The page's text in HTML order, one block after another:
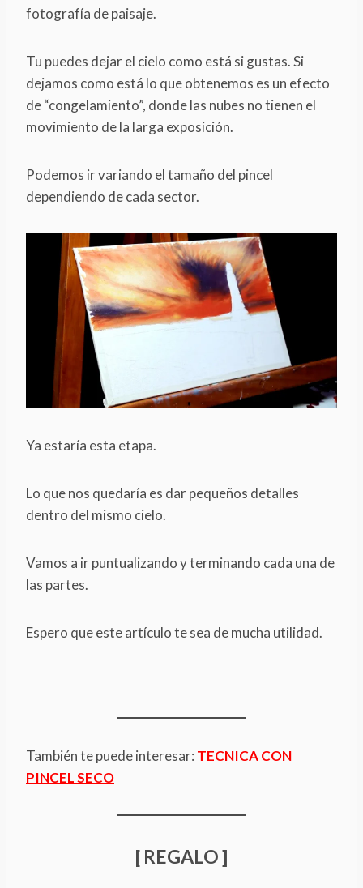
fotografía de paisaje.
Tu puedes dejar el cielo como está si gustas. Si
dejamos como está lo que obtenemos es un efecto
de “congelamiento”, donde las nubes no tienen el
movimiento de la larga exposición.
Podemos ir variando el tamaño del pincel
dependiendo de cada sector.
Ya estaría esta etapa.
Lo que nos quedaría es dar pequeños detalles
dentro del mismo cielo.
Vamos a ir puntualizando y terminando cada una de
las partes.
Espero que este artículo te sea de mucha utilidad.
También te puede interesar: TECNICA CON
PINCEL SECO
[ REGALO ]